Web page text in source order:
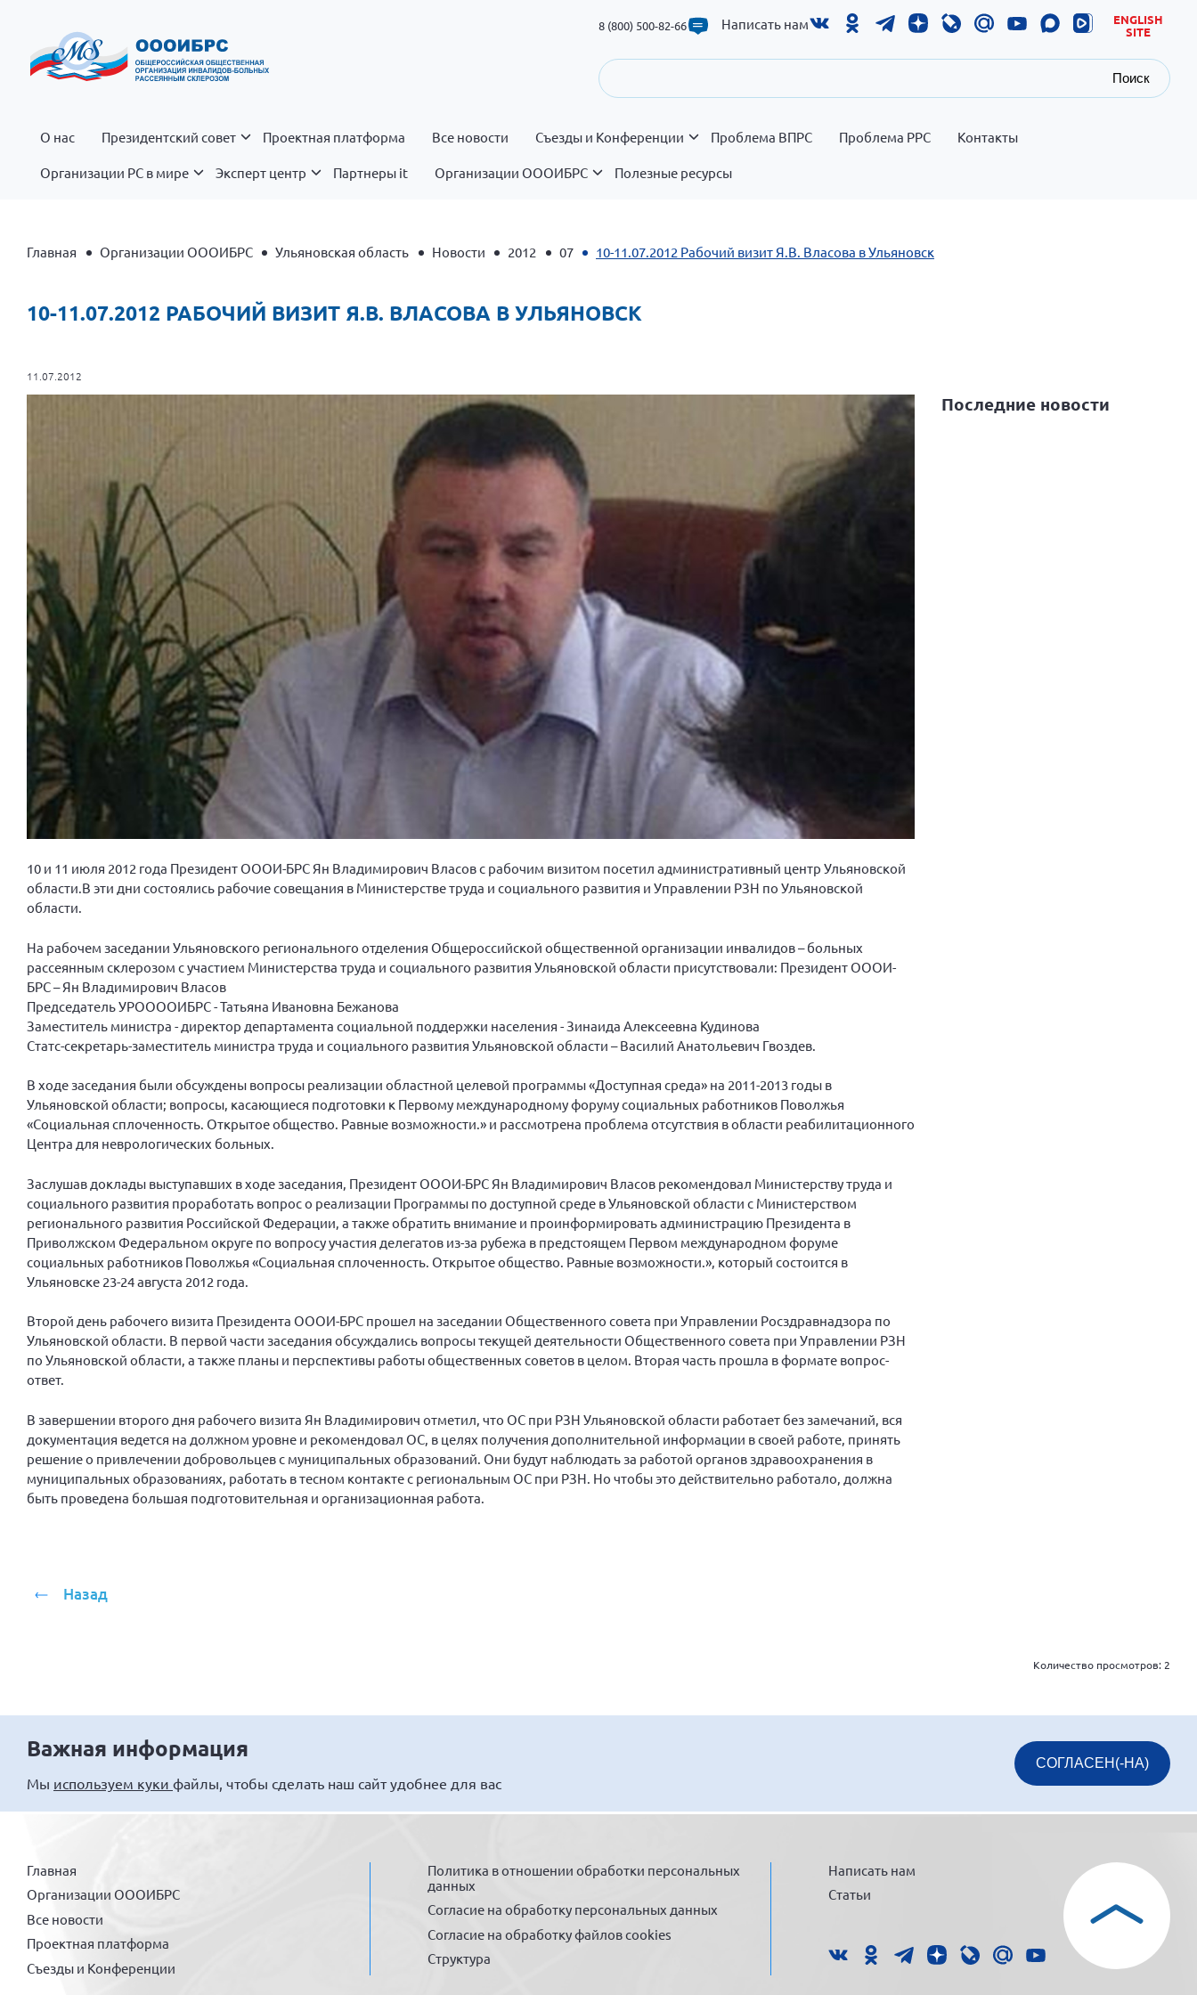
8 (800) 500-82-66 Написать нам
ENGLISH
SITE
Поиск
О нас Президентский совет Проектная платформа Все новости Съезды и Конференции Проблема ВПРС Проблема РРС Контакты
Организации РС в мире Эксперт центр Партнеры it Организации ОООИБРС Полезные ресурсы
Главная Организации ОООИБРС Ульяновская область Новости 2012 07 10-11.07.2012 Рабочий визит Я.В. Власова в Ульяновск
10-11.07.2012 РАБОЧИЙ ВИЗИТ Я.В. ВЛАСОВА В УЛЬЯНОВСК
11.07.2012
10 и 11 июля 2012 года Президент ОООИ-БРС Ян Владимирович Власов с рабочим визитом посетил административный центр Ульяновской
области.В эти дни состоялись рабочие совещания в Министерстве труда и социального развития и Управлении РЗН по Ульяновской
области.
На рабочем заседании Ульяновского регионального отделения Общероссийской общественной организации инвалидов – больных
рассеянным склерозом с участием Министерства труда и социального развития Ульяновской области присутствовали: Президент ОООИ-
БРС – Ян Владимирович Власов
Председатель УРООООИБРС - Татьяна Ивановна Бежанова
Заместитель министра - директор департамента социальной поддержки населения - Зинаида Алексеевна Кудинова
Статс-секретарь-заместитель министра труда и социального развития Ульяновской области – Василий Анатольевич Гвоздев.
В ходе заседания были обсуждены вопросы реализации областной целевой программы «Доступная среда» на 2011-2013 годы в
Ульяновской области; вопросы, касающиеся подготовки к Первому международному форуму социальных работников Поволжья
«Социальная сплоченность. Открытое общество. Равные возможности.» и рассмотрена проблема отсутствия в области реабилитационного
Центра для неврологических больных.
Заслушав доклады выступавших в ходе заседания, Президент ОООИ-БРС Ян Владимирович Власов рекомендовал Министерству труда и
социального развития проработать вопрос о реализации Программы по доступной среде в Ульяновской области с Министерством
регионального развития Российской Федерации, а также обратить внимание и проинформировать администрацию Президента в
Приволжском Федеральном округе по вопросу участия делегатов из-за рубежа в предстоящем Первом международном форуме
социальных работников Поволжья «Социальная сплоченность. Открытое общество. Равные возможности.», который состоится в
Ульяновске 23-24 августа 2012 года.
Второй день рабочего визита Президента ОООИ-БРС прошел на заседании Общественного совета при Управлении Росздравнадзора по
Ульяновской области. В первой части заседания обсуждались вопросы текущей деятельности Общественного совета при Управлении РЗН
по Ульяновской области, а также планы и перспективы работы общественных советов в целом. Вторая часть прошла в формате вопрос-
ответ.
В завершении второго дня рабочего визита Ян Владимирович отметил, что ОС при РЗН Ульяновской области работает без замечаний, вся
документация ведется на должном уровне и рекомендовал ОС, в целях получения дополнительной информации в своей работе, принять
решение о привлечении добровольцев с муниципальных образований. Они будут наблюдать за работой органов здравоохранения в
муниципальных образованиях, работать в тесном контакте с региональным ОС при РЗН. Но чтобы это действительно работало, должна
быть проведена большая подготовительная и организационная работа.
Последние новости
Назад
Количество просмотров: 2
Важная информация
Мы используем куки файлы, чтобы сделать наш сайт удобнее для вас
СОГЛАСЕН(-НА)
Главная
Организации ОООИБРС
Все новости
Проектная платформа
Съезды и Конференции
Политика в отношении обработки персональных
данных
Согласие на обработку персональных данных
Согласие на обработку файлов cookies
Структура
Написать нам
Статьи